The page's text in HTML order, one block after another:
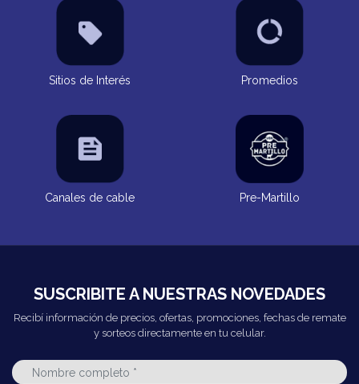
Sitios de Interés Promedios
Canales de cable Pre-Martillo
SUSCRIBITE A NUESTRAS NOVEDADES
Recibí información de precios, ofertas, promociones, fechas de remate
y sorteos directamente en tu celular.